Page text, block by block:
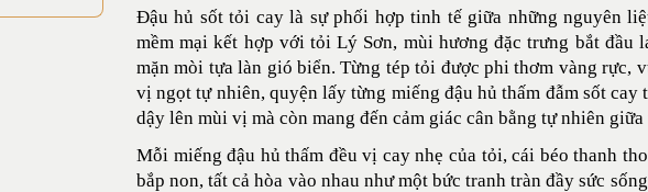
Đậu hủ sốt tỏi cay là sự phối hợp tinh tế giữa những nguyên
mềm mại kết hợp với tỏi Lý Sơn, mùi hương đặc trưng bắt đầu
mặn mòi tựa làn gió biển. Từng tép tỏi được phi thơm vàng rực,
vị ngọt tự nhiên, quyện lấy từng miếng đậu hủ thấm đẫm sốt
dậy lên mùi vị mà còn mang đến cảm giác cân bằng tự nhiên
Mỗi miếng đậu hủ thấm đều vị cay nhẹ của tỏi, cái béo thanh
bắp non, tất cả hòa vào nhau như một bức tranh tràn đầy sức